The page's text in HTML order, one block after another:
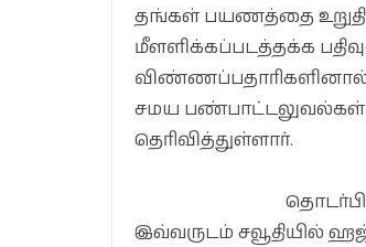
தங்கள் பயணத்தை உறுதி
மீளளிக்கப்படத்தக்க
விண்ணப்பதாரிகளினால்
சமய
தெரிவித்துள்ளார்.
இவ்வருடம் சவூதியில்